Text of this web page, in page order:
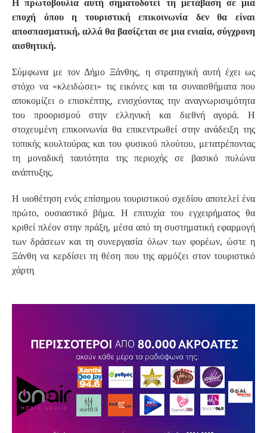
Η πρωτοβουλία αυτή σηματοδοτεί τη μετάβαση σε μια
εποχή όπου η τουριστική επικοινωνία δεν θα είναι
αποσπασματική, αλλά θα βασίζεται σε μια ενιαία, σύγχρονη
αισθητική.
Σύμφωνα με τον Δήμο Ξάνθης, η στρατηγική αυτή έχει ως
στόχο να «κλειδώσει» τις εικόνες και τα συναισθήματα που
αποκομίζει ο επισκέπτης, ενισχύοντας την αναγνωρισιμότητα
του προορισμού στην ελληνική και διεθνή αγορά. Η
στοχευμένη επικοινωνία θα επικεντρωθεί στην ανάδειξη της
τοπικής κουλτούρας και του φυσικού πλούτου, μετατρέποντας
τη μοναδική ταυτότητα της περιοχής σε βασικό πυλώνα
ανάπτυξης.
Η υιοθέτηση ενός επίσημου τουριστικού σχεδίου αποτελεί ένα
πρώτο, ουσιαστικό βήμα. Η επιτυχία του εγχειρήματος θα
κριθεί πλέον στην πράξη, μέσα από τη συστηματική εφαρμογή
των δράσεων και τη συνεργασία όλων των φορέων, ώστε η
Ξάνθη να κερδίσει τη θέση που της αρμόζει στον τουριστικό
χάρτη